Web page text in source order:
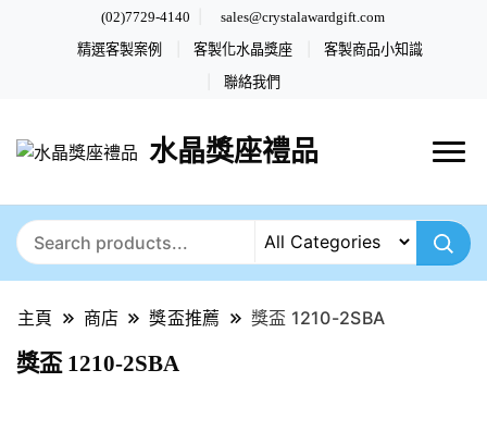
(02)7729-4140 sales@crystalawardgift.com
精選客製案例 客製化水晶獎座 客製商品小知識
聯絡我們
水晶獎座禮品
主頁 商店 獎盃推薦 獎盃 1210-2SBA
獎盃 1210-2SBA